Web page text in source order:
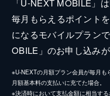
「U-NEXT MOBILE」
毎月もらえるポイント
になるモバイルプラン
OBILE」のお申し込みが
※U-NEXTの月額プラン会員が毎月
月額基本料の支払いに充てた場合。
※決済時において支払金額に相当す